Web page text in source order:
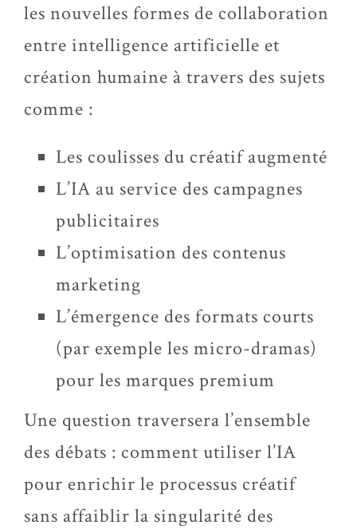
les nouvelles formes de collaboration
entre intelligence artificielle et
création humaine à travers des sujets
comme :
Les coulisses du créatif augmenté
L’IA au service des campagnes
publicitaires
L’optimisation des contenus
marketing
L’émergence des formats courts
(par exemple les micro-dramas)
pour les marques premium
Une question traversera l’ensemble
des débats : comment utiliser l’IA
pour enrichir le processus créatif
sans affaiblir la singularité des